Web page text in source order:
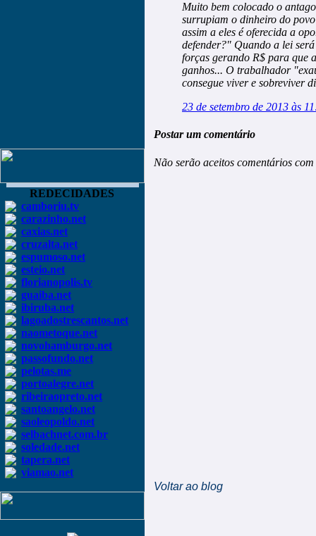
REDECIDADES
camboriu.tv
carazinho.net
caxias.net
cruzalta.net
espumoso.net
esteio.net
florianopolis.tv
guaiba.net
ibiruba.net
lagoadostrescantos.net
naometoque.net
novohamburgo.net
passofundo.net
pelotas.me
portoalegre.net
ribeiraopreto.net
santoangelo.net
saoleopoldo.net
selbachnet.com.br
soledade.net
tapera.net
viamao.net
Muito bem colocado o
surrupiam o dinheiro do
assim a eles é oferecida a
defender?" Quando a lei
forças gerando R$ para que
ganhos... O trabalhador
consegue viver e sobreviver
23 de setembro de 2013 às
Postar um comentário
Não serão aceitos comentários
Voltar ao blog